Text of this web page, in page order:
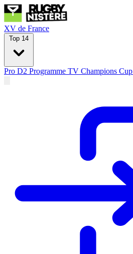
XV de France
Top 14
Pro D2 Programme TV Champions Cup